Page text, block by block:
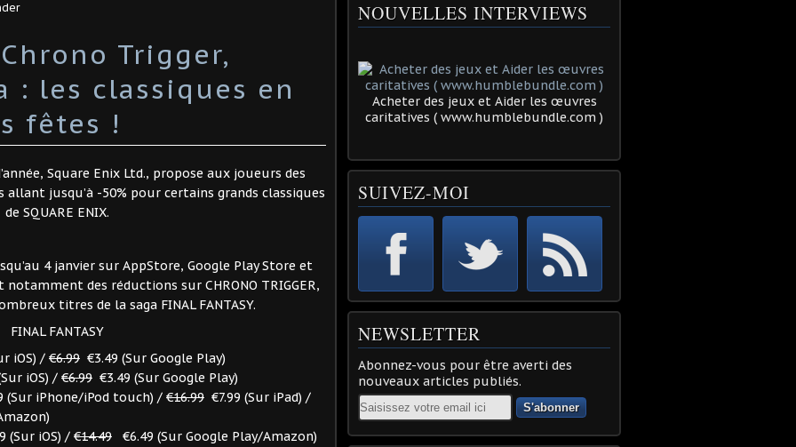
Trigger,
: les classiques en
fêtes !
Square Enix Ltd., propose aux joueurs des
allant jusqu’à -50% pour certains grands classiques
de SQUARE ENIX.
4 janvier sur AppStore, Google Play Store et
des réductions sur CHRONO TRIGGER,
titres de la saga FINAL FANTASY.
FINAL FANTASY
iOS) / €6.99 €3.49 (Sur Google Play)
iOS) / €6.99 €3.49 (Sur Google Play)
(Sur iPhone/iPod touch) / €16.99 €7.99 (Sur iPad) /
(Sur iOS) / €14.49 €6.49 (Sur Google Play/Amazon)
NOUVELLES INTERVIEWS
Acheter des jeux et Aider les œuvres
caritatives ( www.humblebundle.com )
SUIVEZ-MOI
NEWSLETTER
Abonnez-vous pour être averti des
nouveaux articles publiés.
Email